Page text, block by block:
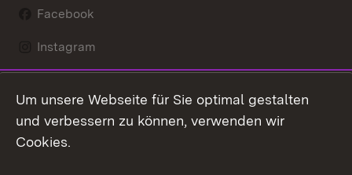
Facebook
Instagram
Social Wall
Youtube
Um unsere Webseite für Sie optimal gestalten
und verbessern zu können, verwenden wir
Cookies.